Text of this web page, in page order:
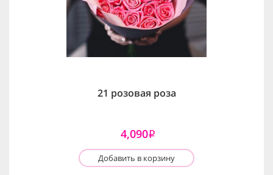
21 розовая роза
4,090i
Добавить в корзину